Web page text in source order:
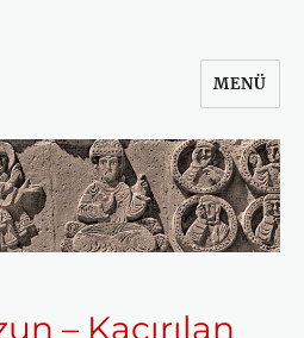
MENÜ
– Kaçırılan